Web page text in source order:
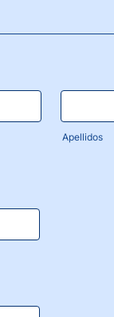
Apellidos